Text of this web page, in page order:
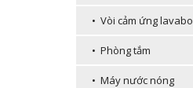
• Vòi cảm ứng lavabo
• Phòng tắm
• Máy nước nóng